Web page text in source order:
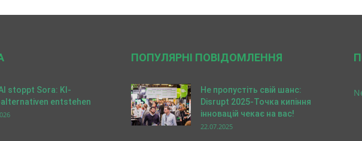
stoppt Sora: KI-
entstehen
ПОПУЛЯРНІ ПОВІДОМЛЕННЯ
Не пропустіть свій шанс:
Disrupt 2025-Точка кипіння
інновацій чекає на вас!
22.07.2025